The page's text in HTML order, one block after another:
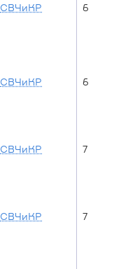
СВЧиКР 6
СВЧиКР 6
СВЧиКР 7
СВЧиКР 7